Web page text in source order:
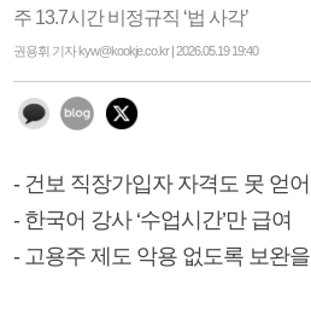
주 13.7시간 비정규직 ‘법 사각’
권용휘 기자 kyw@kookje.co.kr | 2026.05.19 19:40
- 건보 직장가입자 자격도 못 얻어
- 한국어 강사 ‘수업시간’만 급여
- 고용주 제도 악용 없도록 보완을